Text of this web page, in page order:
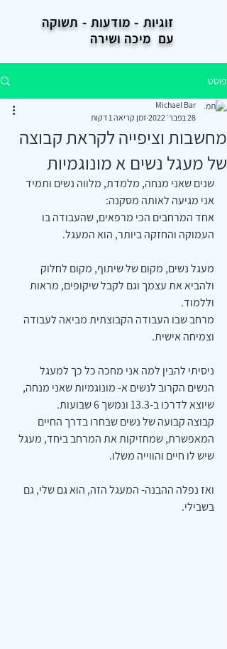
זוגיות - מודעות - תשוקה
עם מיכה ושירה
פוסט
מחשבות וציפייה לקראת קבוצה
של מעגל נשים א מונוגמיות
Michael Bar
28 בפבר׳ 2022
זמן קריאה 1 דקות
שנים שאני מנחה, מלמדת, מלווה נשים ותמיד
אני מגיעה לאותה מסקנה:
אחד המרחבים הכי מרפאים, שהעבודה בו
העמוקה והחזקה ביותר, הוא המעגל.
מעגל נשים, מקום של שיתוף, מקום לחלוק
ולהביא את עצמך וגם לקבל שיקופים, מראות
וללמוד.
מרחב שבו העבודה הקבוצתית מביאה לעבודה
וצמיחה אישית.
ניסיתי להבין למה אני מחכה כל כך למעגל
הנשים הקרוב לנשים א- מונוגמיות שאני מנחה,
שיוצא לדרכו ב-13.3 ונמשך 6 שבועות.
קבוצה קבועה של נשים שבחרו בדרך החיים
המאפשרת, שמחזיקות את המרחב ביחד, מעגל
שיש לו חיים והווייה משלו.
ואז נפלה ההבנה- המעגל הזה, הוא גם שלי, גם
בשבילי.